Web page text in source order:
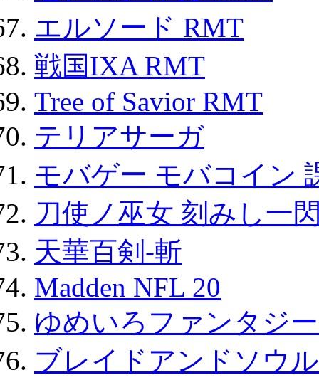
エルソード RMT
戦国IXA RMT
Tree of Savior RMT
テリアサーガ
モバゲー モバコイン
刀使ノ巫女 刻みし一
天華百剣-斬
Madden NFL 20
ゆめいろファンタジ
ブレイドアンドソウ